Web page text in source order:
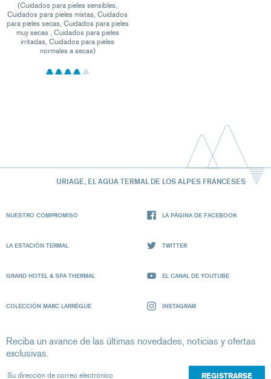
(Cuidados para pieles sensibles,
Cuidados para pieles mixtas, Cuidados
para pieles secas, Cuidados para pieles
muy secas , Cuidados para pieles
irritadas, Cuidados para pieles
normales a secas)
URIAGE, EL AGUA TERMAL DE LOS ALPES FRANCESES
NUESTRO COMPROMISO
LA ESTACIÓN TERMAL
GRAND HOTEL & SPA THERMAL
COLECCIÓN MARC LARRÈGUE
LA PÁGINA DE FACEBOOK
TWITTER
EL CANAL DE YOUTUBE
INSTAGRAM
Reciba un avance de las últimas novedades, noticias y ofertas
exclusivas.
Su dirección de correo electrónico